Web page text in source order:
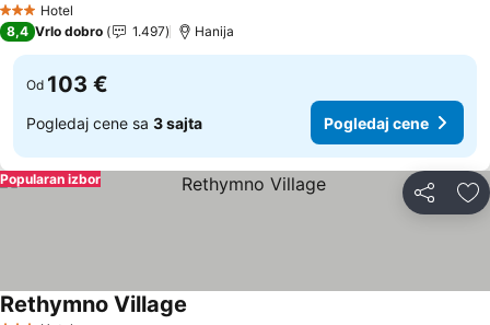
3 Zvezdice
Hotel
8,4 Vrlo dobro 1.497 Hanija
Od 103 €
Pogledaj cene sa 3 sajta Pogledaj cene
Deli
Popularan izbor
Rethymno Village